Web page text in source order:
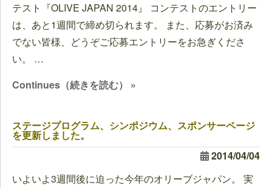
テスト『OLIVE JAPAN 2014』 コンテストのエントリー
は、あと1週間で締め切られます。 また、応募がお済み
でない皆様、どうぞご応募エントリーをお急ぎくださ
い。 …
Continues（続きを読む） »
ステージプログラム、シンポジウム、スポンサーページ
を更新しました。
2014/04/04
いよいよ3週間後に迫った今年のオリーブジャパン。 実